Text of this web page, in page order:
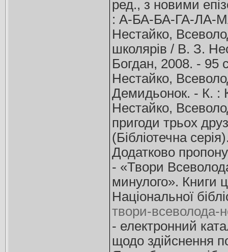
ред., з новими
: А-БА-БА-ГА-ЛА-
Нестайко,
школярів / В. З.
Богдан, 2008. - 95
Нестайко,
Демидьонок. - К. :
Нестайко,
пригоди трьох
(Бібліотечна
Додатково
- «Твори
минулого». Книги
Національної
твори-всеволода-
- електронний
щодо здійснення